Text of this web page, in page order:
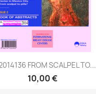
FROM SCALPEL TO...
10,00 €